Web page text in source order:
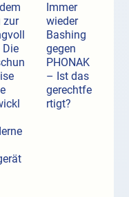
zur
Die
Immer
wieder
Bashing
gegen
PHONAK
– Ist das
gerechtfe
rtigt?